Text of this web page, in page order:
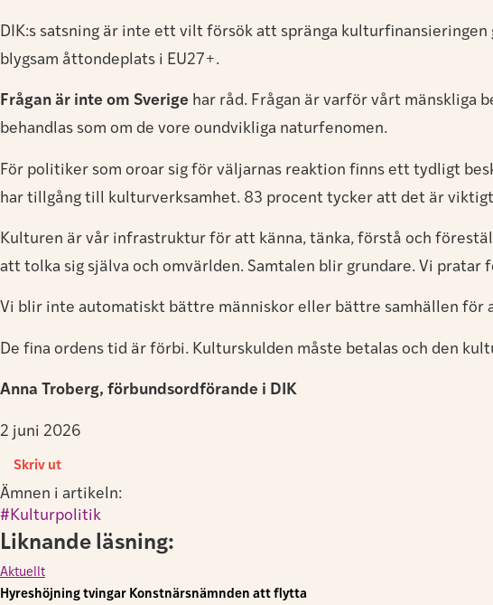
DIK:s satsning är inte ett vilt försök att spränga
blygsam åttondeplats i EU27+.
Frågan är inte om Sverige har råd. Frågan är varför vårt mänskliga
behandlas som om de vore oundvikliga naturfenomen.
För politiker som oroar sig för väljarnas reaktion finns ett tydligt
har tillgång till kulturverksamhet. 83 procent tycker att det är
Kulturen är vår infrastruktur för att känna, tänka, förstå och
att tolka sig själva och omvärlden. Samtalen blir grundare. Vi pratar
Vi blir inte automatiskt bättre människor eller bättre samhällen
De fina ordens tid är förbi. Kulturskulden måste betalas och den
Anna Troberg, förbundsordförande i DIK
2 juni 2026
Skriv ut
Ämnen i artikeln:
Kulturpolitik
Liknande läsning:
Aktuellt
Hyreshöjning tvingar Konstnärsnämnden att flytta